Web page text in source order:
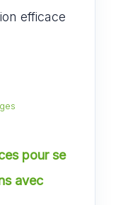
efficace
pour se
avec